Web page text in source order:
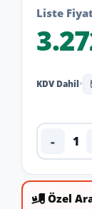
Liste
KDV Dahil•
Ürün
-
Özel